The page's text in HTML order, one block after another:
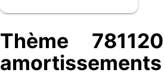
Thème
amortissements